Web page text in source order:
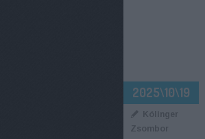
2025\10\19
Kólinger
Zsombor